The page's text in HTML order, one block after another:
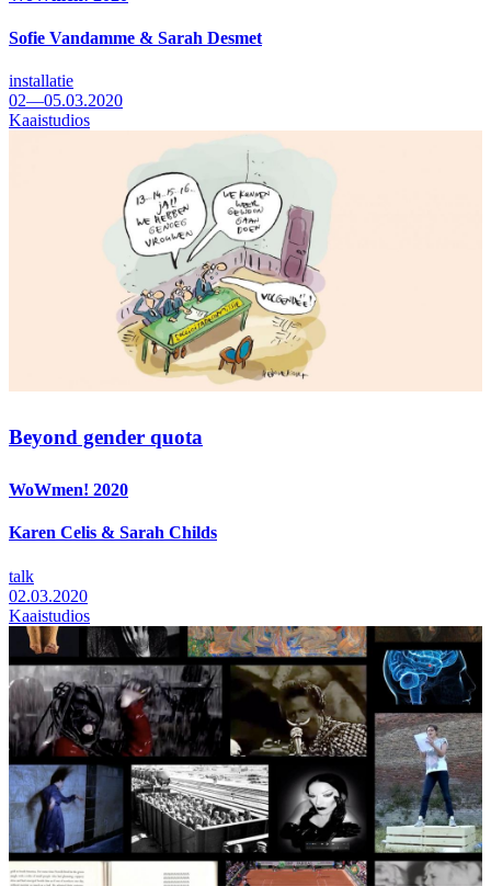
Sofie Vandamme & Sarah Desmet
installatie
02—05.03.2020
Kaaistudios
Beyond gender quota
WoWmen! 2020
Karen Celis & Sarah Childs
talk
02.03.2020
Kaaistudios